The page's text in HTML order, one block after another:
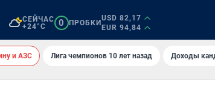
СЕЙЧАС
+24°C
0 ПРОБКИ
USD 82,17
EUR 94,84
и АЗС Лига чемпионов 10 лет назад Доходы